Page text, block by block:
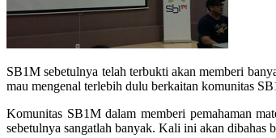
SB1M sebetulnya telah terbukti akan memberi
mau mengenal terlebih dulu berkaitan komunitas
Komunitas SB1M dalam memberi pemahaman
sebetulnya sangatlah banyak. Kali ini akan dibahas